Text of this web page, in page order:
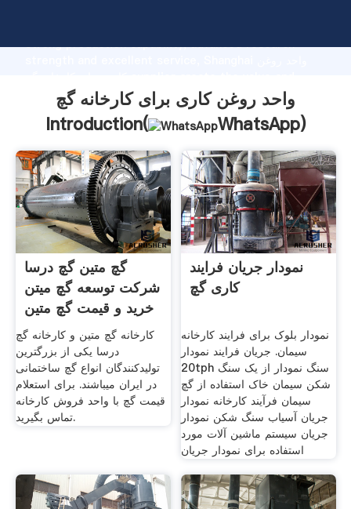
strong production capability, advanced research
bring values to all of customers.
واحد روغن کاری برای کارخانه گچ
Introduction(
WhatsApp)
گچ متین گچ درسا
شرکت توسعه گچ میتن
خرید و قیمت گچ متین
کارخانه گچ متین و کارخانه گچ
درسا یکی از بزرگترین
تولیدکنندگان انواع گچ ساختمانی
در ایران میباشند. برای استعلام
قیمت گچ با واحد فروش کارخانه
تماس بگیرید.
نمودار جریان فرایند
کاری گچ
نمودار بلوک برای فرایند کارخانه
سیمان. جریان فرایند نمودار
20tph سنگ نمودار از یک سنگ
شکن سیمان خاک استفاده از گچ
سیمان فرآیند کارخانه نمودار
جریان آسیاب سنگ شکن نمودار
جریان سیستم ماشین آلات مورد
استفاده برای نمودار جریان